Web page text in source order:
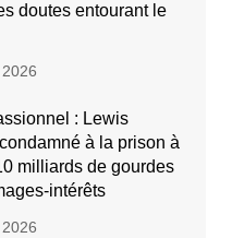
doutes entourant le
: Lewis
à la prison à
milliards de gourdes
intérêts